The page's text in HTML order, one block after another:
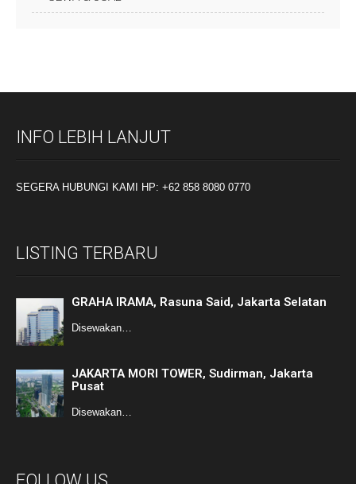
INFO LEBIH LANJUT
SEGERA HUBUNGI KAMI HP: +62 858 8080 0770
LISTING TERBARU
GRAHA IRAMA, Rasuna Said, Jakarta Selatan
Disewakan…
JAKARTA MORI TOWER, Sudirman, Jakarta
Pusat
Disewakan…